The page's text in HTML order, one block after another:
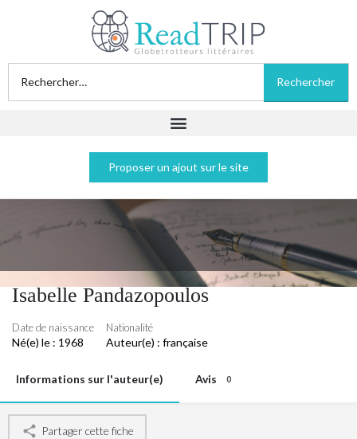
Proposer un ajout sur le site
Isabelle Pandazopoulos
Date de naissance
Né(e) le : 1968
Nationalité
Auteur(e) : française
Informations sur l'auteur(e) Avis 0
Partager cette fiche